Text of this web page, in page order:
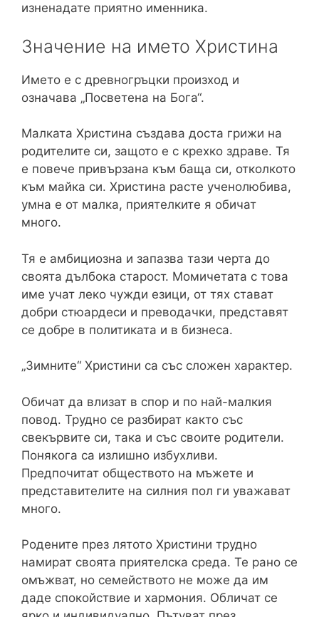
изненадате приятно именника.
Значение на името Христина
Името е с древногръцки произход и
означава „Посветена на Бога“.
Малката Христина създава доста грижи на
родителите си, защото е с крехко здраве. Тя
е повече привързана към баща си, отколкото
към майка си. Христина расте ученолюбива,
умна е от малка, приятелките я обичат
много.
Тя е амбициозна и запазва тази черта до
своята дълбока старост. Момичетата с това
име учат леко чужди езици, от тях стават
добри стюардеси и преводачки, представят
се добре в политиката и в бизнеса.
„Зимните“ Христини са със сложен характер.
Обичат да влизат в спор и по най-малкия
повод. Трудно се разбират както със
свекървите си, така и със своите родители.
Понякога са излишно избухливи.
Предпочитат обществото на мъжете и
представителите на силния пол ги уважават
много.
Родените през лятото Христини трудно
намират своята приятелска среда. Те рано се
омъжват, но семейството не може да им
даде спокойствие и хармония. Обличат се